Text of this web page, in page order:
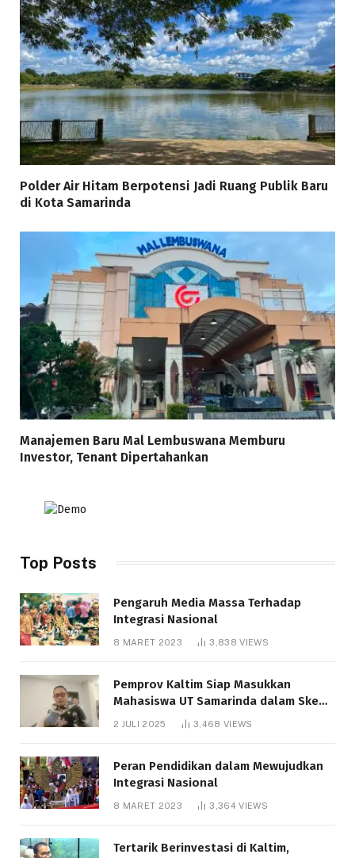
Polder Air Hitam Berpotensi Jadi Ruang Publik Baru
di Kota Samarinda
Manajemen Baru Mal Lembuswana Memburu
Investor, Tenant Dipertahankan
Top Posts
Pengaruh Media Massa Terhadap
Integrasi Nasional
8 MARET 2023 3,838VIEWS
Pemprov Kaltim Siap Masukkan
Mahasiswa UT Samarinda dalam Skema
Bantuan Pendidikan Gratispol
2 JULI 2025 3,468 VIEWS
Peran Pendidikan dalam Mewujudkan
Integrasi Nasional
8 MARET 2023 3,364VIEWS
Tertarik Berinvestasi di Kaltim,